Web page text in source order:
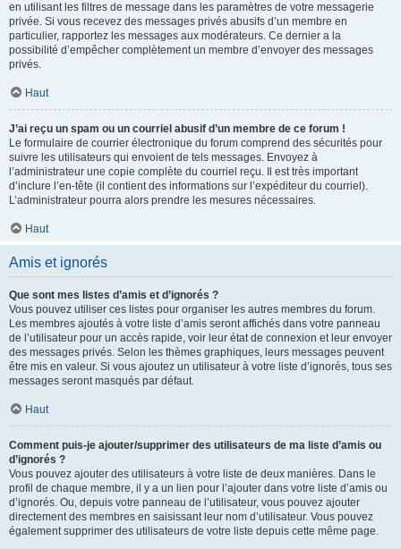
en utilisant les filtres de message dans les paramètres de votre messagerie
privée. Si vous recevez des messages privés abusifs d’un membre en
particulier, rapportez les messages aux modérateurs. Ce dernier a la
possibilité d’empêcher complètement un membre d’envoyer des messages
privés.
Haut
J’ai reçu un spam ou un courriel abusif d’un membre de ce forum !
Le formulaire de courrier électronique du forum comprend des sécurités pour
suivre les utilisateurs qui envoient de tels messages. Envoyez à
l’administrateur une copie complète du courriel reçu. Il est très important
d’inclure l’en-tête (il contient des informations sur l’expéditeur du courriel).
L’administrateur pourra alors prendre les mesures nécessaires.
Haut
Amis et ignorés
Que sont mes listes d’amis et d’ignorés ?
Vous pouvez utiliser ces listes pour organiser les autres membres du forum.
Les membres ajoutés à votre liste d’amis seront affichés dans votre panneau
de l’utilisateur pour un accès rapide, voir leur état de connexion et leur envoyer
des messages privés. Selon les thèmes graphiques, leurs messages peuvent
être mis en valeur. Si vous ajoutez un utilisateur à votre liste d’ignorés, tous ses
messages seront masqués par défaut.
Haut
Comment puis-je ajouter/supprimer des utilisateurs de ma liste d’amis ou
d’ignorés ?
Vous pouvez ajouter des utilisateurs à votre liste de deux manières. Dans le
profil de chaque membre, il y a un lien pour l’ajouter dans votre liste d’amis ou
d’ignorés. Ou, depuis votre panneau de l’utilisateur, vous pouvez ajouter
directement des membres en saisissant leur nom d’utilisateur. Vous pouvez
également supprimer des utilisateurs de votre liste depuis cette même page.